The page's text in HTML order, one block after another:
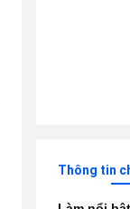
Thông tin